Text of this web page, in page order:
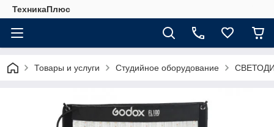
ТехникаПлюс
Товары и услуги Студийное оборудование